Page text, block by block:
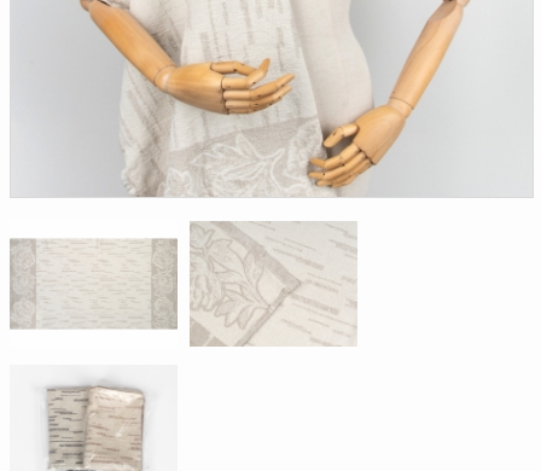
Доверенность на
получение груза
Документы по работе с
персональными данными
Письмо руководителю
Вопросы и ответы
Новости | Статьи